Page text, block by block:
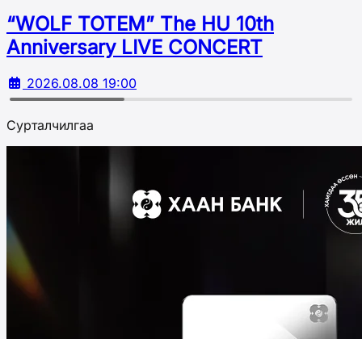
“WOLF TOTEM” The HU 10th
Аnniversary LIVE CONCERT
2026.08.08 19:00
Сурталчилгаа